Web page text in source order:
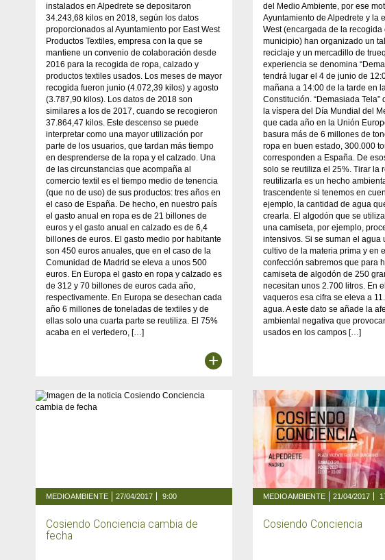
instalados en Alpedrete se depositaron
34.243,68 kilos en 2018, según los datos
proporcionados al Ayuntamiento por East West
Productos Textiles, empresa con la que se
mantiene un convenio de colaboración desde
2016 para la recogida de ropa, calzado y
productos textiles usados. Los meses de mayor
recogida fueron junio (4.072,39 kilos) y agosto
(3.787,90 kilos). Los datos de 2018 son
similares a los de 2017, cuando se recogieron
37.864,47 kilos. Este descenso se puede
interpretar como una mayor utilización por
parte de los usuarios, que tardan más tiempo
en desprenderse de la ropa y el calzado. Una
de las circunstancias que acompaña al
comercio textil es el tiempo medio de tenencia
(que no de uso) de sus productos: tres años en
el caso de España. De hecho, en nuestro país
el gasto anual en ropa es de 21 billones de
euros y el gasto anual en calzado es de 6,4
billones de euros. El gasto medio por habitante
son 450 euros anuales, que en el caso de la
Comunidad de Madrid se eleva a unos 500
euros. En Europa el gasto en ropa y calzado es
de 312 y 70 billones de euros cada año,
respectivamente. En Europa se desechan cada
año 6 millones de toneladas de textiles y de
ellas solo una cuarta parte se reutiliza. El 75%
acaba en el vertedero, […]
+
del Medio Ambiente, por ese
Ayuntamiento de Alpedrete y la
West (encargada de la recogida
municipio) han organizado un
reciclaje y un mercadillo de
experiencia se denomina
tendrá lugar el 4 de junio de
mañana a 14:00 de la tarde en
Constitución. “Demasiada Tela”
la víspera del Día Mundial del
que cada año en la Unión
basura más de 6 millones de
ropa en buen estado, 300.000
corresponden a España. De
solo se reutiliza el 25%. Tirar la
reutilizarla es un hecho
trascendente si tenemos en
ejemplo, la cantidad de agua
crearla. El algodón que se
una camiseta, por ejemplo,
intensivos. Si se suman el agua
cultivo de la materia prima y en
confección sabremos que para
camiseta de algodón de 250
necesitan unos 2.700 litros. En
vaqueros esa cifra se eleva a
agua. A este dato se añade la
ambiental negativa que
usados en los campos […]
MEDIOAMBIENTE 27/04/2017 9:00
Cosiendo Conciencia cambia de
fecha
MEDIOAMBIENTE 21/04/2017
Cosiendo Conciencia